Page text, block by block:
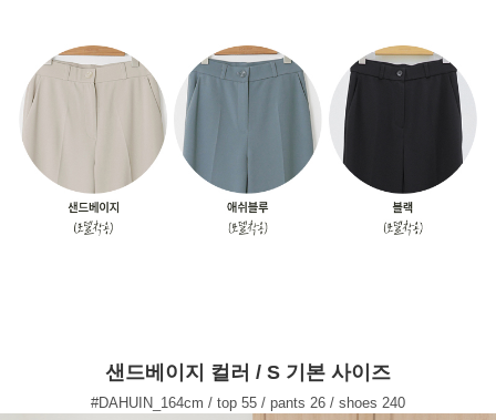
샌드베이지 컬러 / S 기본 사이즈
#DAHUIN_164cm / top 55 / pants 26 / shoes 240